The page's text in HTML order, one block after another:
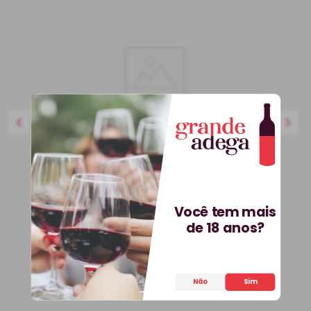
750 ml
BEST-SELLER
Kit 3 Vinhos Petit Vega e
Saca-Rolhas Grátis + E-
book
Kit
536
Você tem mais
de 18 anos?
Não Sim